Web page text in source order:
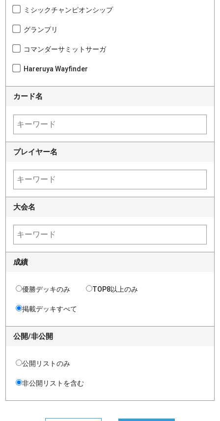
ミシックチャンピオンシップ
グランプリ
コマンダーサミットサーガ
Hareruya Wayfinder
カード名
プレイヤー名
大会名
成績
優勝デッキのみ TOP8以上のみ
掲載デッキすべて
公開/非公開
公開リストのみ
非公開リストを含む